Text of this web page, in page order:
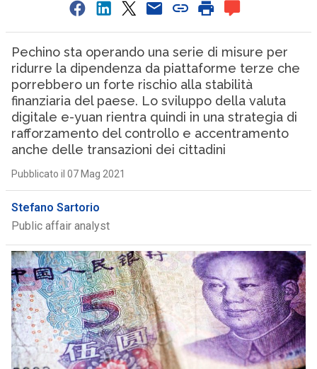
Pechino sta operando una serie di misure per
ridurre la dipendenza da piattaforme terze che
porrebbero un forte rischio alla stabilità
finanziaria del paese. Lo sviluppo della valuta
digitale e-yuan rientra quindi in una strategia di
rafforzamento del controllo e accentramento
anche delle transazioni dei cittadini
Pubblicato il 07 Mag 2021
Stefano Sartorio
Public affair analyst